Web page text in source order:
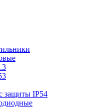
защиты IP54